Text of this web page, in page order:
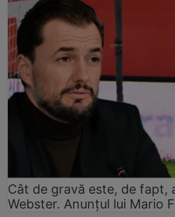
Cât de gravă este, de fapt,
Webster. Anunțul lui Mario